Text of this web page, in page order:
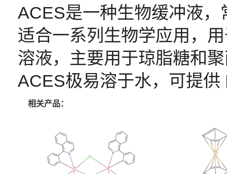
ACES是一种生物缓冲液
适合一系列生物学应用，
溶液，主要用于琼脂糖和
ACES极易溶于水，可提供
相关产品：